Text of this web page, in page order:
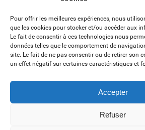
Pour offrir les meilleures expériences, nous
que les cookies pour stocker et/ou accéder aux
Le fait de consentir à ces technologies nous
données telles que le comportement de
site. Le fait de ne pas consentir ou de retirer son
un effet négatif sur certaines caractéristiques et
Accepter
Refuser
1, 2, 3... Buzzez
Découvrez nos kits